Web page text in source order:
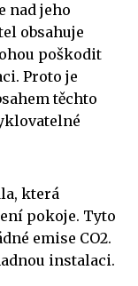
nad jeho
obsahuje
poškodit
Proto je
těchto
která
pokoje. Tyto
emise CO2.
instalaci.